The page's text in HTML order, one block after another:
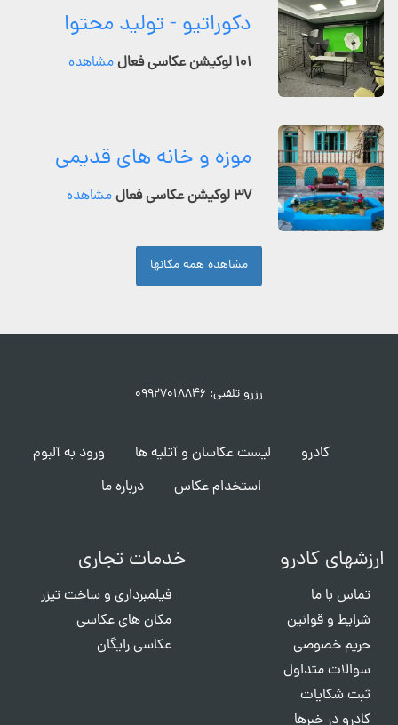
دکوراتیو - تولید محتوا
۱۰۱ لوکیشن عکاسی فعال مشاهده
موزه و خانه های قدیمی
۳۷ لوکیشن عکاسی فعال مشاهده
مشاهده همه مکانها
رزرو تلفنی: ۰۹۹۲۷۰۱۸۸۴۶
کادرو لیست عکاسان و آتلیه ها
ورود به آلبوم
استخدام عکاس
درباره ما
ارزشهای کادرو
تماس با ما
شرایط و قوانین
حریم خصوصی
سوالات متداول
ثبت شکایات
کادرو در خبرها
خدمات تجاری
فیلمبرداری و ساخت تیزر
مکان های عکاسی
عکاسی رایگان